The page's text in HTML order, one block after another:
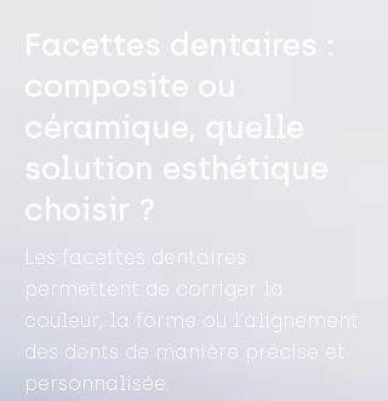
Facettes dentaires :
composite ou
céramique, quelle
solution esthétique
choisir ?
Les facettes dentaires
permettent de corriger la
couleur, la forme ou l’alignement
des dents de manière précise et
personnalisée.